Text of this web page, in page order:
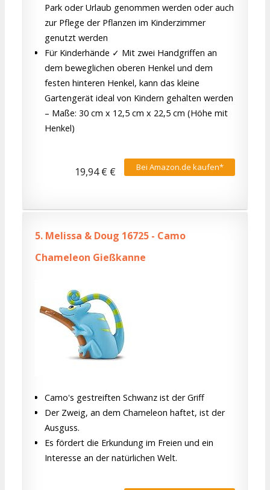
Park oder Urlaub genommen werden oder auch
zur Pflege der Pflanzen im Kinderzimmer
genutzt werden
Für Kinderhände ✓ Mit zwei Handgriffen an
dem beweglichen oberen Henkel und dem
festen hinteren Henkel, kann das kleine
Gartengerät ideal von Kindern gehalten werden
– Maße: 30 cm x 12,5 cm x 22,5 cm (Höhe mit
Henkel)
Bei Amazon.de kaufen*
19,94 € €
5. Melissa & Doug 16725 - Camo
Chameleon Gießkanne
Camo's gestreiften Schwanz ist der Griff
Der Zweig, an dem Chameleon haftet, ist der
Ausguss.
Es fördert die Erkundung im Freien und ein
Interesse an der natürlichen Welt.